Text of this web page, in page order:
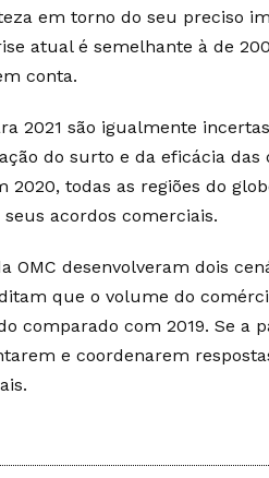
em torno do seu preciso
atual é semelhante à de
conta.
2021 são igualmente
do surto e da eficácia das
todas as regiões do
acordos comerciais.
desenvolveram dois
que o volume do
comparado com 2019. Se a
e coordenarem